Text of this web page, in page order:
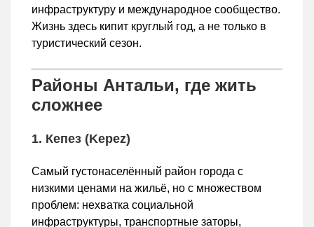
инфраструктуру и международное сообщество.
Жизнь здесь кипит круглый год, а не только в
туристический сезон.
Районы Антальи, где жить
сложнее
1. Кепез (Kepez)
Самый густонаселённый район города с
низкими ценами на жильё, но с множеством
проблем: нехватка социальной
инфраструктуры, транспортные заторы,